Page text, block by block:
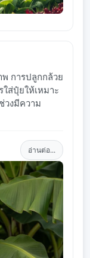
การปลูกกล้วย
ส่ปุ๋ยให้เหมาะ
วงมีความ
อ่านต่อ...